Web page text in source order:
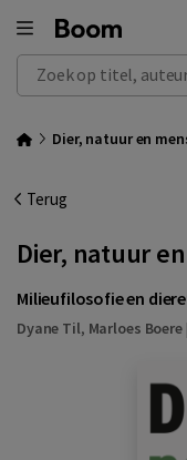
Zoek op titel, auteur,
Dier, natuur en
Terug
Dier, natuur
Milieufilosofie en
Dyane Til, Marloes Boere|